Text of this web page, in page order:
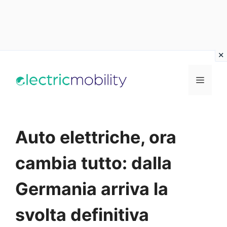
Menu
Auto elettriche, ora
cambia tutto: dalla
Germania arriva la
svolta definitiva